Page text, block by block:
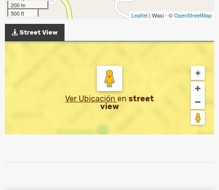
200 m
500 ft
Leaflet | Wasi - ©OpenStreetMap
Street View
Ver Ubicación en street
view